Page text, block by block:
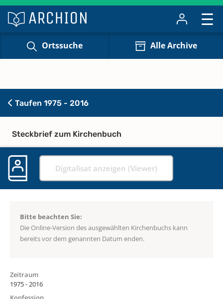
Ortssuche Alle Archive
Taufen 1975 - 2016
Steckbrief zum Kirchenbuch
Digitalisat anzeigen (Viewer)
Bitte beachten Sie:
Die Online-Version des ausgewählten Kirchenbuchs kann
bereits vor dem genannten Datum enden.
Zeitraum
1975 - 2016